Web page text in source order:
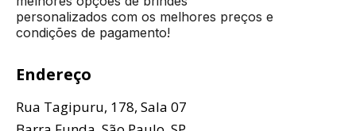
personalizados com os melhores preços e
condições de pagamento!
Endereço
Rua Tagipuru, 178, Sala 07